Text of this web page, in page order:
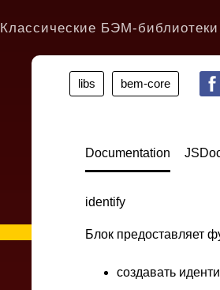
Классические БЭМ-библиотеки
Documentation
identify
Блок предоставляет
создавать
libs bem-core